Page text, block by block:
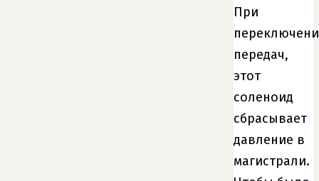
При
передач,
этот
соленоид
сбрасывает
давление в
магистрали.